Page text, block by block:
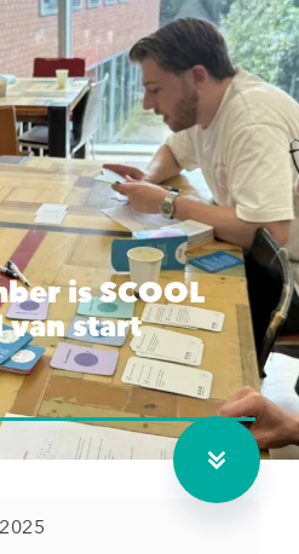
is SCOOL
start